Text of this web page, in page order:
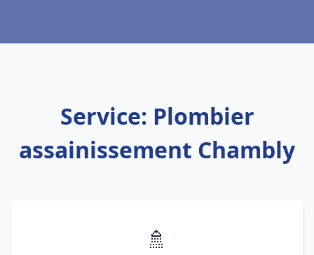
Service: Plombier
assainissement Chambly
🚿